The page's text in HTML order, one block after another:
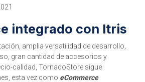
integrado con Itris
amplia versatilidad de desarrollo,
gran cantidad de accesorios y
calidad, TornadoStore sigue
esta vez como eCommerce